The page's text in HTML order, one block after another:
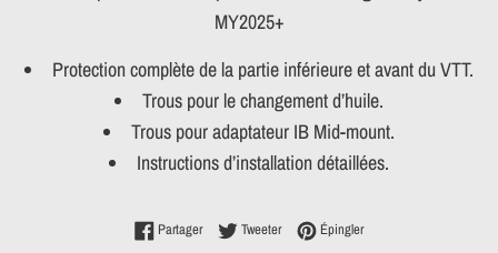
MY2025+
Protection complète de la partie inférieure et avant du VTT.
Trous pour le changement d’huile.
Trous pour adaptateur IB Mid-mount.
Instructions d’installation détaillées.
PartagerPartager sur Facebook
TweeterTweeter sur Twitter
ÉpinglerÉpingler sur Pinterest